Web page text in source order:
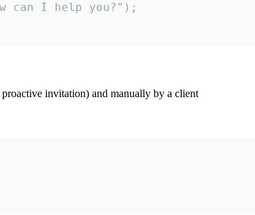
can I help you?");
invitation) and manually by a client